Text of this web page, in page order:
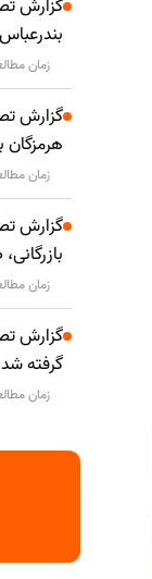
گزارش
بندرعباس
زمان مطالعه 1
گزارش
هرمزگان
زمان مطالعه 1
گزارش
زمان مطالعه 1
گزارش
گرفته شد
زمان مطالعه 1